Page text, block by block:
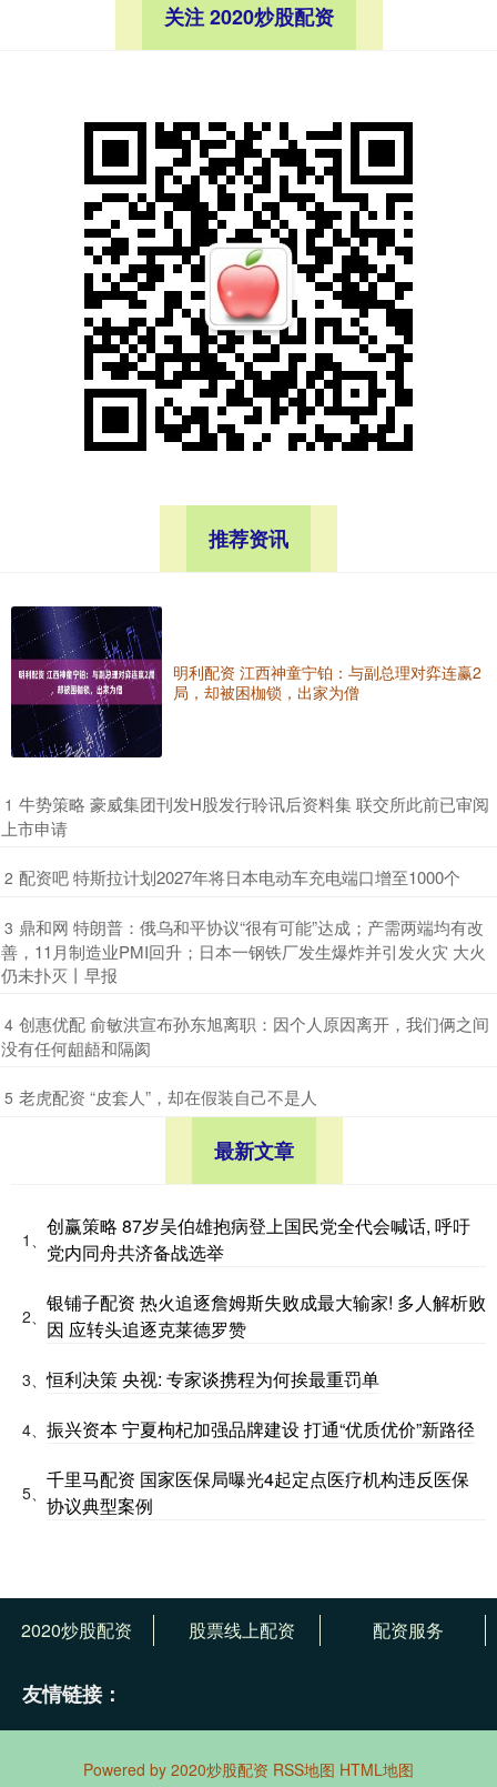
关注 2020炒股配资
推荐资讯
明利配资 江西神童宁铂：与副总理对弈连赢2
局，却被困枷锁，出家为僧
1 ​牛势策略 豪威集团刊发H股发行聆讯后资料集 联交所此前已审阅
上市申请
2 ​配资吧 特斯拉计划2027年将日本电动车充电端口增至1000个
3 ​鼎和网 特朗普：俄乌和平协议“很有可能”达成；产需两端均有改
善，11月制造业PMI回升；日本一钢铁厂发生爆炸并引发火灾 大火
仍未扑灭丨早报
4 ​创惠优配 俞敏洪宣布孙东旭离职：因个人原因离开，我们俩之间
没有任何龃龉和隔阂
5 ​老虎配资 “皮套人”，却在假装自己不是人
最新文章
1、
创赢策略 87岁吴伯雄抱病登上国民党全代会喊话, 呼吁
党内同舟共济备战选举
2、
银铺子配资 热火追逐詹姆斯失败成最大输家! 多人解析败
因 应转头追逐克莱德罗赞
3、恒利决策 央视: 专家谈携程为何挨最重罚单
4、 振兴资本 宁夏枸杞加强品牌建设 打通“优质优价”新路径
5、
千里马配资 国家医保局曝光4起定点医疗机构违反医保
协议典型案例
2020炒股配资 股票线上配资 配资服务
友情链接：
Powered by 2020炒股配资 RSS地图 HTML地图